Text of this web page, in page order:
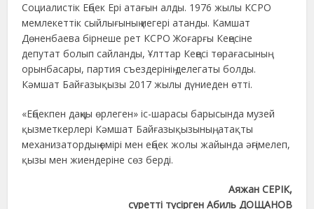
Социалистік Еңбек Ері атағын алды. 1976 жылы КСРО
мемлекеттік сыйлығының иегері атанды. Камшат
Дөненбаева бірнеше рет КСРО Жоғарғы Кеңесіне
депутат болып сайланды, Ұлттар Кеңесі төрағасының
орынбасары, партия съездерінің делегаты болды.
Кәмшат Байғазықызы 2017 жылы дүниеден өтті.
«Еңбекпен даңқы өрлеген» іс-шарасы барысында музей
қызметкерлері Кәмшат Байғазықызының, атақты
механизатордың өмірі мен еңбек жолы жайында әңгімелеп,
қызы мен жиендеріне сөз берді.
Аяжан СЕРІК,
суретті түсірген Абиль ДОЩАНОВ